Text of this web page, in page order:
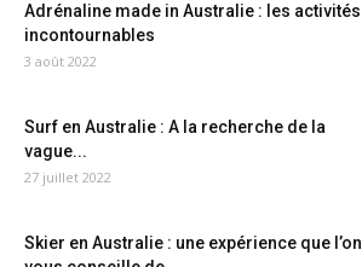
Adrénaline made in Australie : les activités
incontournables
3 août 2022
Surf en Australie : A la recherche de la
vague...
27 juillet 2022
Skier en Australie : une expérience que l’on